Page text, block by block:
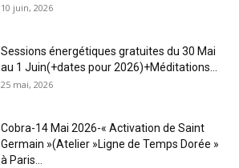
10 juin, 2026
Sessions énergétiques gratuites du 30 Mai
au 1 Juin(+dates pour 2026)+Méditations...
25 mai, 2026
Cobra-14 Mai 2026-« Activation de Saint
Germain »(Atelier »Ligne de Temps Dorée »
à Paris...